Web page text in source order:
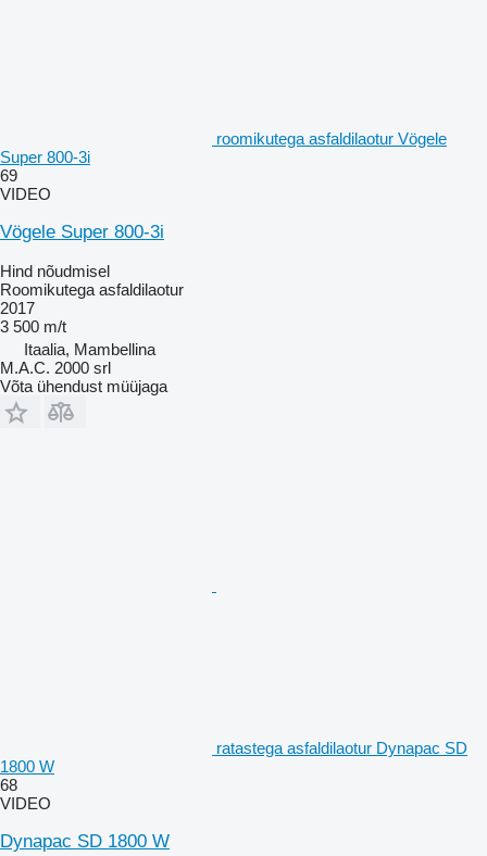
roomikutega asfaldilaotur Vögele
Super 800-3i
69
VIDEO
Vögele Super 800-3i
Hind nõudmisel
Roomikutega asfaldilaotur
2017
3 500 m/t
Itaalia, Mambellina
M.A.C. 2000 srl
Võta ühendust müüjaga
ratastega asfaldilaotur Dynapac SD
1800 W
68
VIDEO
Dynapac SD 1800 W